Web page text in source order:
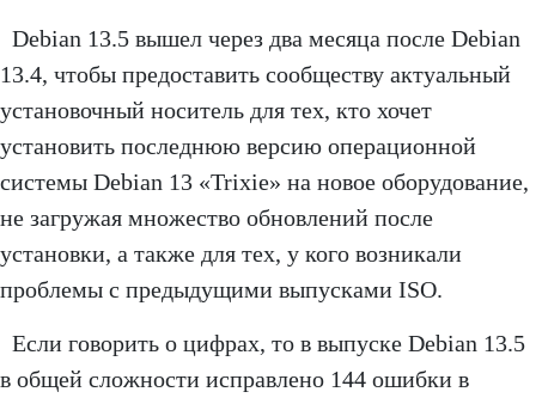
Debian 13.5 вышел через два месяца после Debian
13.4, чтобы предоставить сообществу актуальный
установочный носитель для тех, кто хочет
установить последнюю версию операционной
системы Debian 13 «Trixie» на новое оборудование,
не загружая множество обновлений после
установки, а также для тех, у кого возникали
проблемы с предыдущими выпусками ISO.
Если говорить о цифрах, то в выпуске Debian 13.5
в общей сложности исправлено 144 ошибки в